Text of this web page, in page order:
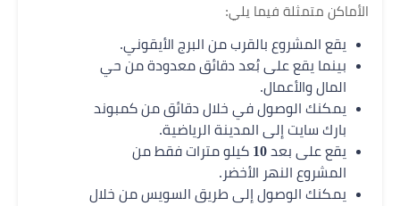
الأماكن متمثلة فيما يلي:
يقع المشروع بالقرب من البرج الأيقوني.
بينما يقع على بُعد دقائق معدودة من حي
المال والأعمال.
يمكنك الوصول في خلال دقائق من كمبوند
بارك سايت إلى المدينة الرياضية.
يقع على بعد 10 كيلو مترات فقط من
المشروع النهر الأخضر.
يمكنك الوصول إلى طريق السويس من خلال